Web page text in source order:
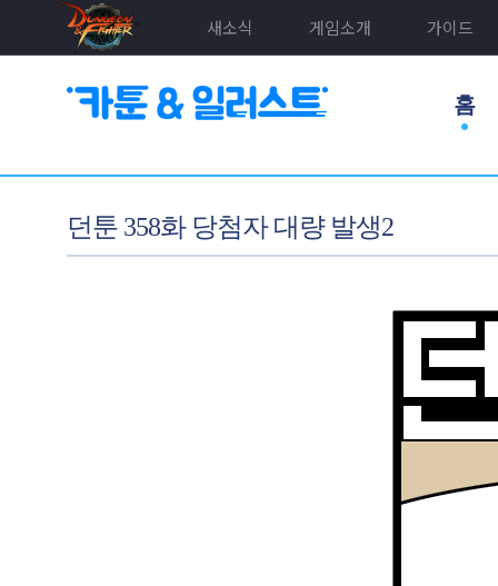
새소식 게임소개 가이드
홈
던툰 358화 당첨자 대량 발생2